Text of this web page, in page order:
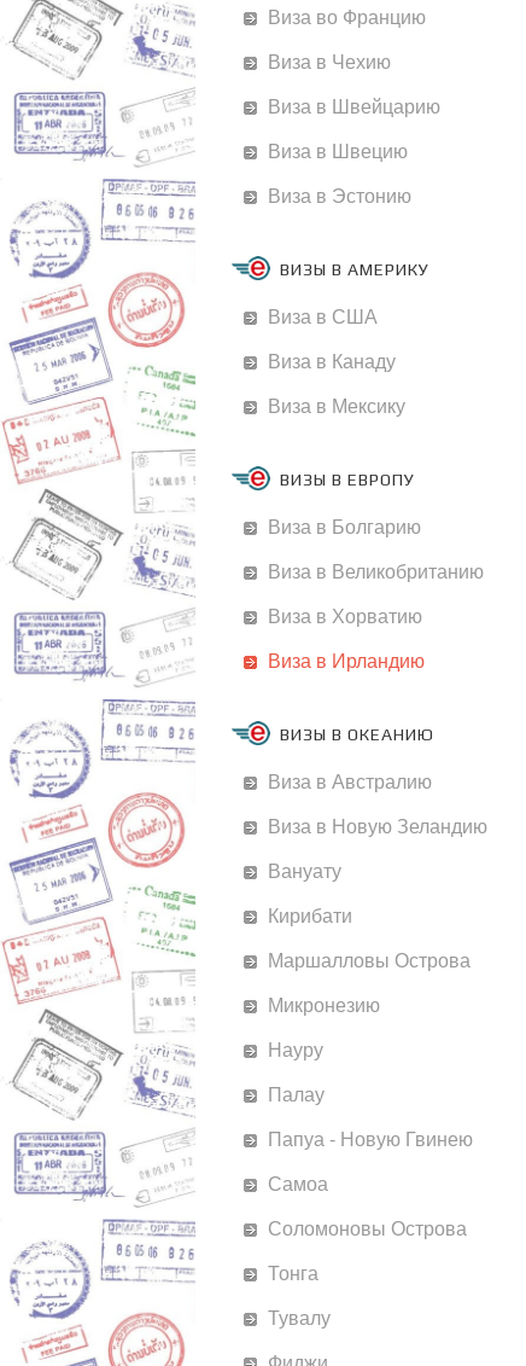
Виза во Францию
Виза в Чехию
Виза в Швейцарию
Виза в Швецию
Виза в Эстонию
ВИЗЫ В АМЕРИКУ
Виза в США
Виза в Канаду
Виза в Мексику
ВИЗЫ В ЕВРОПУ
Виза в Болгарию
Виза в Великобританию
Виза в Хорватию
Виза в Ирландию
ВИЗЫ В ОКЕАНИЮ
Виза в Австралию
Виза в Новую Зеландию
Вануату
Кирибати
Маршалловы Острова
Микронезию
Науру
Палау
Папуа - Новую Гвинею
Самоа
Соломоновы Острова
Тонга
Тувалу